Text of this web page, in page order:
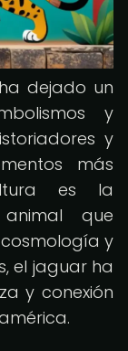
dejado un
y
y
más
es la
que
y
el jaguar ha
y conexión